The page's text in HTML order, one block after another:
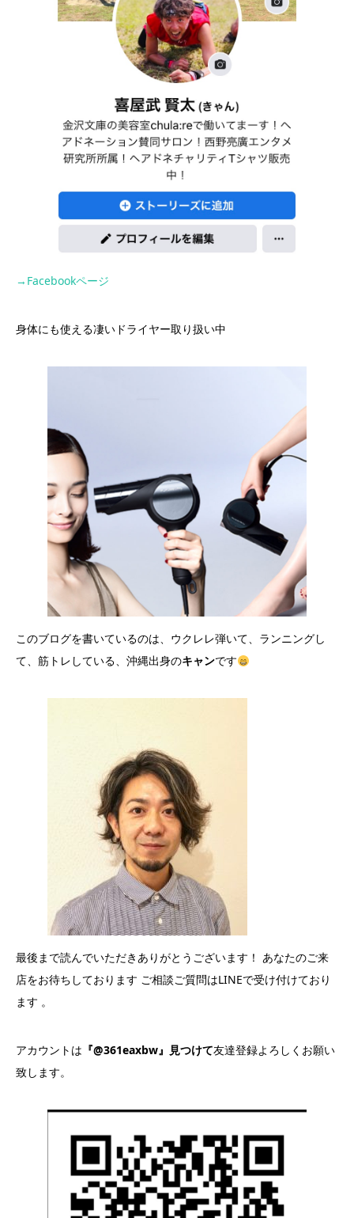
→Facebookページ
身体にも使える凄いドライヤー取り扱い中
このブログを書いているのは、ウクレレ弾いて、ランニングし
て、筋トレしている、沖縄出身のキャンです
最後まで読んでいただきありがとうございます！ あなたのご来
店をお待ちしております ご相談ご質問はLINEで受け付けており
ます 。
アカウントは 『@361eaxbw』見つけて友達登録よろしくお願い
致します。